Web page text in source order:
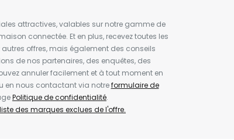
attractives, valables sur notre gamme de
connectée. Et en plus, recevez toutes les
offres, mais également des conseils
de nos partenaires, des enquêtes, des
annuler facilement et à tout moment en
en nous contactant via notreformulaire de
Politique de confidentialité.
des marques exclues de l'offre.